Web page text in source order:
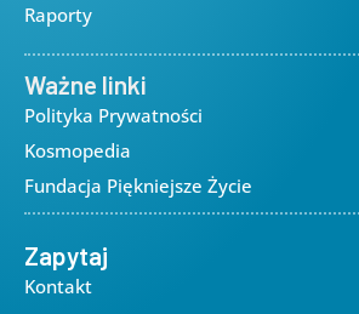
Raporty
Ważne linki
Polityka Prywatności
Kosmopedia
Fundacja Piękniejsze Życie
Zapytaj
Kontakt